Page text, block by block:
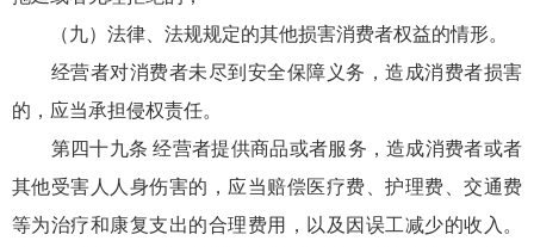
（九）法律、法规规定的其他损害消费者权益的情形。
经营者对消费者未尽到安全保障义务，造成消费者损害
的，应当承担侵权责任。
第四十九条 经营者提供商品或者服务，造成消费者或者
其他受害人人身伤害的，应当赔偿医疗费、护理费、交通费
等为治疗和康复支出的合理费用，以及因误工减少的收入。